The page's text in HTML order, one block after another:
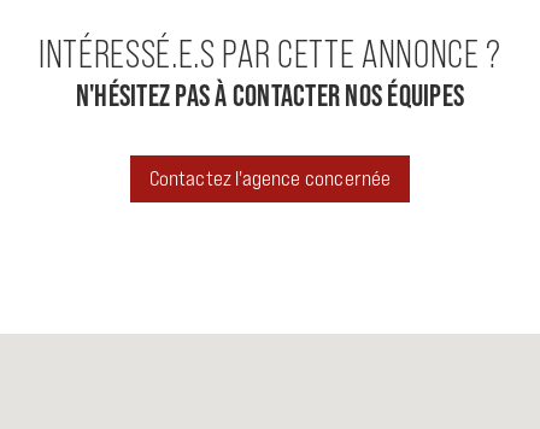
N'HÉSITEZ PAS À CONTACTER NOS ÉQUIPES
INTÉRESSÉ.E.S PAR CETTE ANNONCE ?
Contactez l'agence concernée